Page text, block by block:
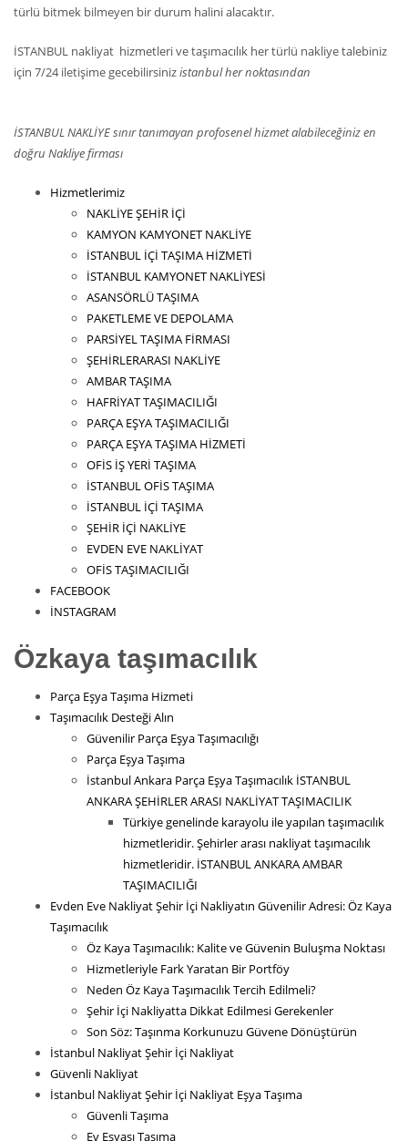
türlü bitmek bilmeyen bir durum halini alacaktır.
İSTANBUL nakliyat hizmetleri ve taşımacılık her türlü nakliye talebiniz
için 7/24 iletişime gecebilirsinizistanbul her noktasından
İSTANBUL NAKLİYE sınır tanımayan profosenel hizmet alabileceğiniz en
doğru Nakliye firması
Hizmetlerimiz
NAKLİYE ŞEHİR İÇİ
KAMYON KAMYONET NAKLİYE
İSTANBUL İÇİ TAŞIMA HİZMETİ
İSTANBUL KAMYONET NAKLİYESİ
ASANSÖRLÜ TAŞIMA
PAKETLEME VE DEPOLAMA
PARSİYEL TAŞIMA FİRMASI
ŞEHİRLERARASI NAKLİYE
AMBAR TAŞIMA
HAFRİYAT TAŞIMACILIĞI
PARÇA EŞYA TAŞIMACILIĞI
PARÇA EŞYA TAŞIMA HİZMETİ
OFİS İŞ YERİ TAŞIMA
İSTANBUL OFİS TAŞIMA
İSTANBUL İÇİ TAŞIMA
ŞEHİR İÇİ NAKLİYE
EVDEN EVE NAKLİYAT
OFİS TAŞIMACILIĞI
FACEBOOK
İNSTAGRAM
Özkaya taşımacılık
Parça Eşya Taşıma Hizmeti
Taşımacılık Desteği Alın
Güvenilir Parça Eşya Taşımacılığı
Parça Eşya Taşıma
İstanbul Ankara Parça Eşya Taşımacılık İSTANBUL
ANKARA ŞEHİRLER ARASI NAKLİYAT TAŞIMACILIK
Türkiye genelinde karayolu ile yapılan taşımacılık
hizmetleridir. Şehirler arası nakliyat taşımacılık
hizmetleridir. İSTANBUL ANKARA AMBAR
TAŞIMACILIĞI
Evden Eve Nakliyat Şehir İçi Nakliyatın Güvenilir Adresi: Öz Kaya
Taşımacılık
Öz Kaya Taşımacılık: Kalite ve Güvenin Buluşma Noktası
Hizmetleriyle Fark Yaratan Bir Portföy
Neden Öz Kaya Taşımacılık Tercih Edilmeli?
Şehir İçi Nakliyatta Dikkat Edilmesi Gerekenler
Son Söz: Taşınma Korkunuzu Güvene Dönüştürün
İstanbul Nakliyat Şehir İçi Nakliyat
Güvenli Nakliyat
İstanbul Nakliyat Şehir İçi Nakliyat Eşya Taşıma
Güvenli Taşıma
Ev Eşyası Taşıma